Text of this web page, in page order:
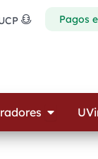
Pagos
Open